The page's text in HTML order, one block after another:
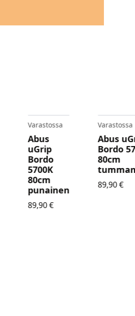
Varastossa
Abus
uGrip
Bordo
5700K
80cm
punainen
89,90€
Varastossa
Abus
Bordo
80cm
89,90€